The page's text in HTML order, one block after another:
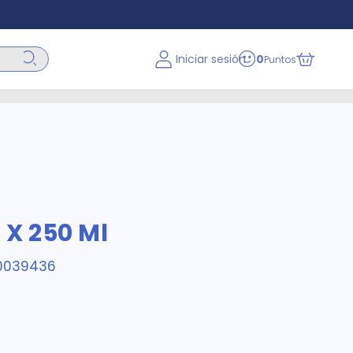
Iniciar sesión 0Puntos
250 Ml